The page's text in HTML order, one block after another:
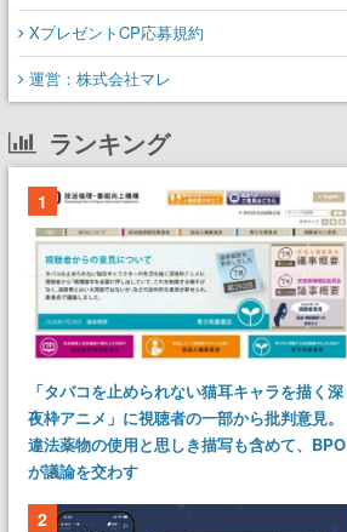
XプレゼントCP応募規約
運営：株式会社マレ
ランキング
1
「タバコを止められない猫耳キャラを描く深
夜枠アニメ」に視聴者の一部から批判意見。
違法薬物の使用と思しき描写も含めて、BPO
が議論を交わす
2